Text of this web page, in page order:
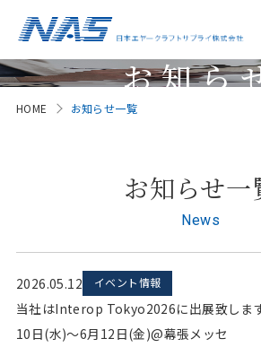
お知ら
HOME お知らせ一覧
お知らせ一
News
2026.05.12 イベント情報
当社はInterop Tokyo2026に出展致しま
10日(水)～6月12日(金)@幕張メッセ